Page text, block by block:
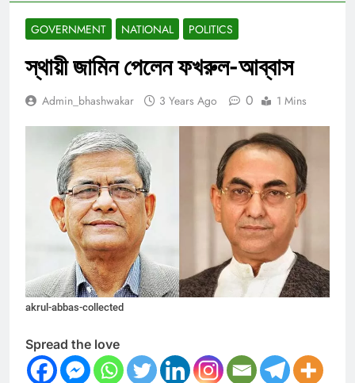
GOVERNMENT NATIONAL POLITICS
স্থায়ী জামিন পেলেন ফখরুল-আব্বাস
Admin_bhashwakar 3 Years Ago 0 1 Mins
akrul-abbas-collected
Spread the love